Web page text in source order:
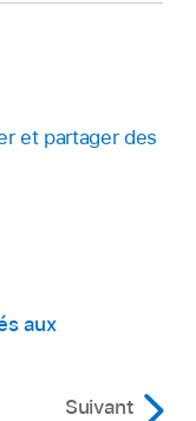
et partager des
aux
Suivant